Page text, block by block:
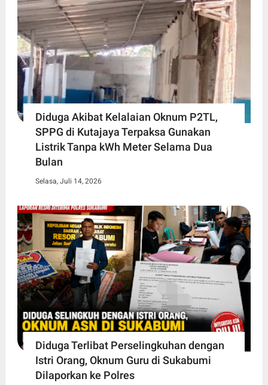
Diduga Akibat Kelalaian Oknum P2TL,
SPPG di Kutajaya Terpaksa Gunakan
Listrik Tanpa kWh Meter Selama Dua
Bulan
Selasa, Juli 14, 2026
Diduga Terlibat Perselingkuhan dengan
Istri Orang, Oknum Guru di Sukabumi
Dilaporkan ke Polres